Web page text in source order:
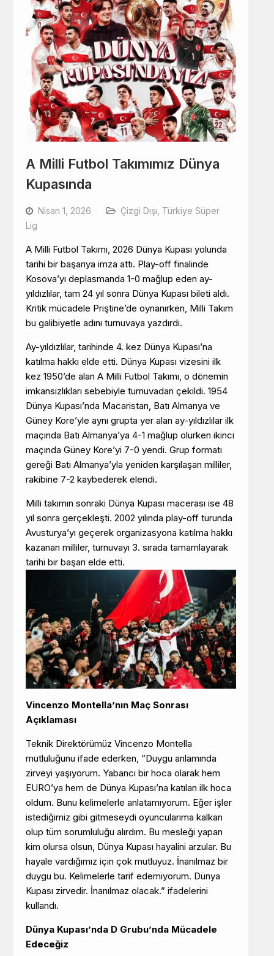
A Milli Futbol Takımımız Dünya
Kupasında
Nisan 1, 2026 Çizgi Dışı Türkiye Süper
Lig
A Milli Futbol Takımı, 2026 Dünya Kupası yolunda
tarihi bir başarıya imza attı. Play-off finalinde
Kosova’yı deplasmanda 1-0 mağlup eden ay-
yıldızlılar, tam 24 yıl sonra Dünya Kupası bileti aldı.
Kritik mücadele Priştine’de oynanırken, Milli Takım
bu galibiyetle adını turnuvaya yazdırdı.
Ay-yıldızlılar, tarihinde 4. kez Dünya Kupası’na
katılma hakkı elde etti. Dünya Kupası vizesini ilk
kez 1950’de alan A Milli Futbol Takımı, o dönemin
imkansızlıkları sebebiyle turnuvadan çekildi. 1954
Dünya Kupası’nda Macaristan, Batı Almanya ve
Güney Kore’yle aynı grupta yer alan ay-yıldızlılar ilk
maçında Batı Almanya’ya 4-1 mağlup olurken ikinci
maçında Güney Kore’yi 7-0 yendi. Grup formatı
gereği Batı Almanya’yla yeniden karşılaşan milliler,
rakibine 7-2 kaybederek elendi.
Milli takımın sonraki Dünya Kupası macerası ise 48
yıl sonra gerçekleşti. 2002 yılında play-off turunda
Avusturya’yı geçerek organizasyona katılma hakkı
kazanan milliler, turnuvayı 3. sırada tamamlayarak
tarihi bir başarı elde etti.
Vincenzo Montella’nın Maç Sonrası
Açıklaması
Teknik Direktörümüz Vincenzo Montella
mutluluğunu ifade ederken, “Duygu anlamında
zirveyi yaşıyorum. Yabancı bir hoca olarak hem
EURO’ya hem de Dünya Kupası’na katılan ilk hoca
oldum. Bunu kelimelerle anlatamıyorum. Eğer işler
istediğimiz gibi gitmeseydi oyuncularıma kalkan
olup tüm sorumluluğu alırdım. Bu mesleği yapan
kim olursa olsun, Dünya Kupası hayalini arzular. Bu
hayale vardığımız için çok mutluyuz. İnanılmaz bir
duygu bu. Kelimelerle tarif edemiyorum. Dünya
Kupası zirvedir. İnanılmaz olacak.” ifadelerini
kullandı.
Dünya Kupası’nda D Grubu’nda Mücadele
Edeceğiz